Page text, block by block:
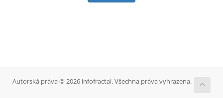
Autorská práva © 2026 infofractal. Všechna práva vyhrazena.